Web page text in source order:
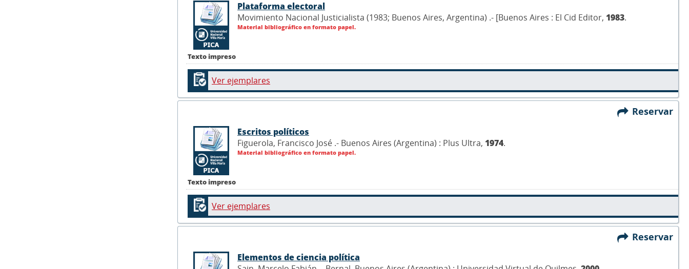
Texto impreso
Plataforma electoral
Movimiento Nacional Justicialista (1983; Buenos Aires, Argentina) .- [Buenos Aires : El Cid Editor, 1983.
Material bibliográfico en formato papel.
Ver ejemplares
Reservar
Texto impreso
Escritos políticos
Figuerola, Francisco José .- Buenos Aires (Argentina) : Plus Ultra, 1974.
Material bibliográfico en formato papel.
Ver ejemplares
Reservar
Elementos de ciencia política